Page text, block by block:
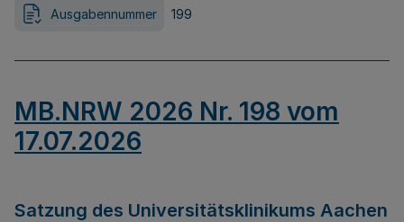
Ausgabennummer 199
MB.NRW 2026 Nr. 198 vom
17.07.2026
Satzung des Universitätsklinikums Aachen